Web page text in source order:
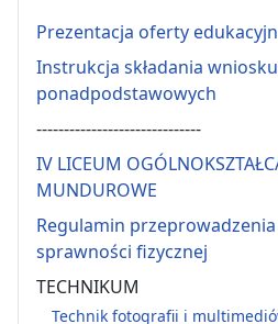
Prezentacja oferty
Instrukcja składania
ponadpodstawowych
------------------------------
IV LICEUM
MUNDUROWE
Regulamin
sprawności fizycznej
TECHNIKUM
Technik fotografii i